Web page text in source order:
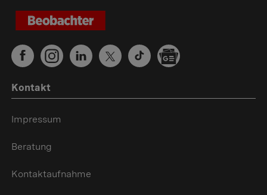
Kontakt
Impressum
Beratung
Kontaktaufnahme